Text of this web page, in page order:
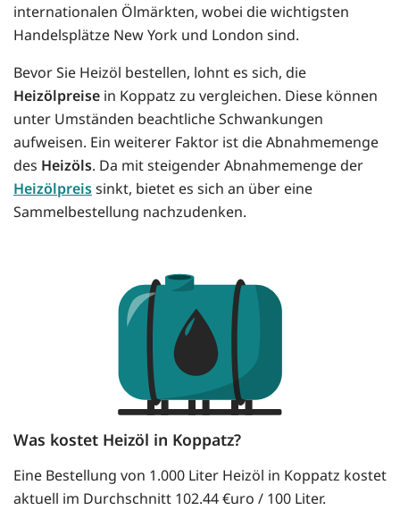
internationalen Ölmärkten, wobei die wichtigsten
Handelsplätze New York und London sind.
Bevor Sie Heizöl bestellen, lohnt es sich, die
Heizölpreise in Koppatz zu vergleichen. Diese können
unter Umständen beachtliche Schwankungen
aufweisen. Ein weiterer Faktor ist die Abnahmemenge
des Heizöls. Da mit steigender Abnahmemenge der
Heizölpreissinkt, bietet es sich an über eine
Sammelbestellung nachzudenken.
Was kostet Heizöl in Koppatz?
Eine Bestellung von 1.000 Liter Heizöl in Koppatz kostet
aktuell im Durchschnitt 102.44 €uro / 100 Liter.